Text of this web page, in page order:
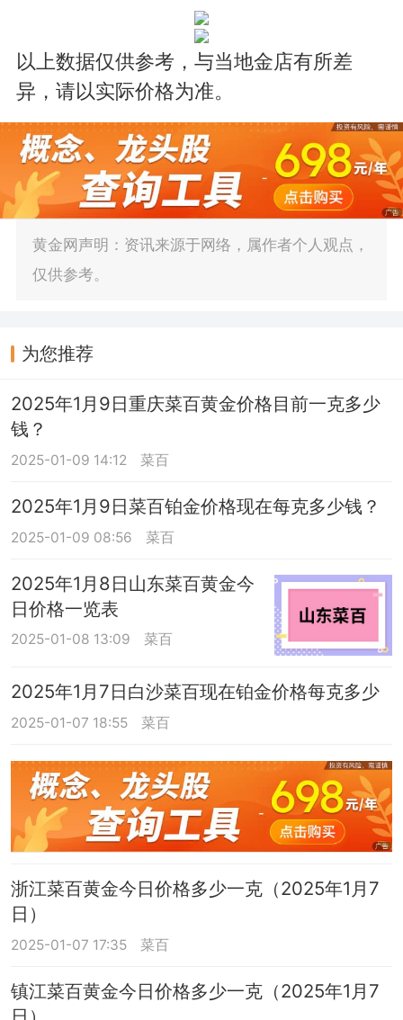
以上数据仅供参考，与当地金店有所差
异，请以实际价格为准。
黄金网声明：资讯来源于网络，属作者个人观点，
仅供参考。
为您推荐
2025年1月9日重庆菜百黄金价格目前一克多少
钱？
2025-01-09 14:12 菜百
2025年1月9日菜百铂金价格现在每克多少钱？
2025-01-09 08:56 菜百
2025年1月8日山东菜百黄金今
日价格一览表
2025-01-08 13:09 菜百
2025年1月7日白沙菜百现在铂金价格每克多少
2025-01-07 18:55 菜百
浙江菜百黄金今日价格多少一克（2025年1月7
日）
2025-01-07 17:35 菜百
镇江菜百黄金今日价格多少一克（2025年1月7